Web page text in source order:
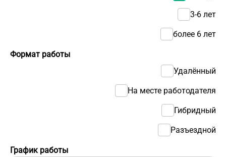
3-6 лет
более 6 лет
График работы
Формат работы
Удалённый
На месте работодателя
Гибридный
Разъездной